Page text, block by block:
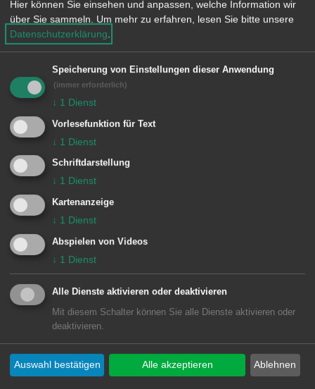
p
r
n
e
I-L M-P Q-U V-Z
Für die von Ihnen ausgewählten Filter
liegen leider keine Inhalte vor
Unsere Anschrift
KBBG 2005 e.V. - Kanonier-, Böller- und
Brauchtums-Gruppe Faulherrnhof
Albuchstraße 8
73434 Aalen-Dewangen
albrecht.dewangen@web.de
Hier können Sie einsehen und anpassen, welche Information wir
über Sie sammeln.
Um mehr zu erfahren, lesen Sie bitte unsere
Datenschutzerklärung
Speicherung von Einstellungen dieser Anwendung
(immer erforderlich)
↓ 1 Dienst
Vorlesefunktion für Text
↓ 1 Dienst
Schriftdarstellung
↓ 1 Dienst
Kartenanzeige
↓ 1 Dienst
Abspielen von Videos
↓ 1 Dienst
Alle Dienste aktivieren oder deaktivieren
Mit diesem Schalter können Sie alle Dienste aktivieren oder
deaktivieren.
Ablehnen
Auswahl bestätigen Alle akzeptieren